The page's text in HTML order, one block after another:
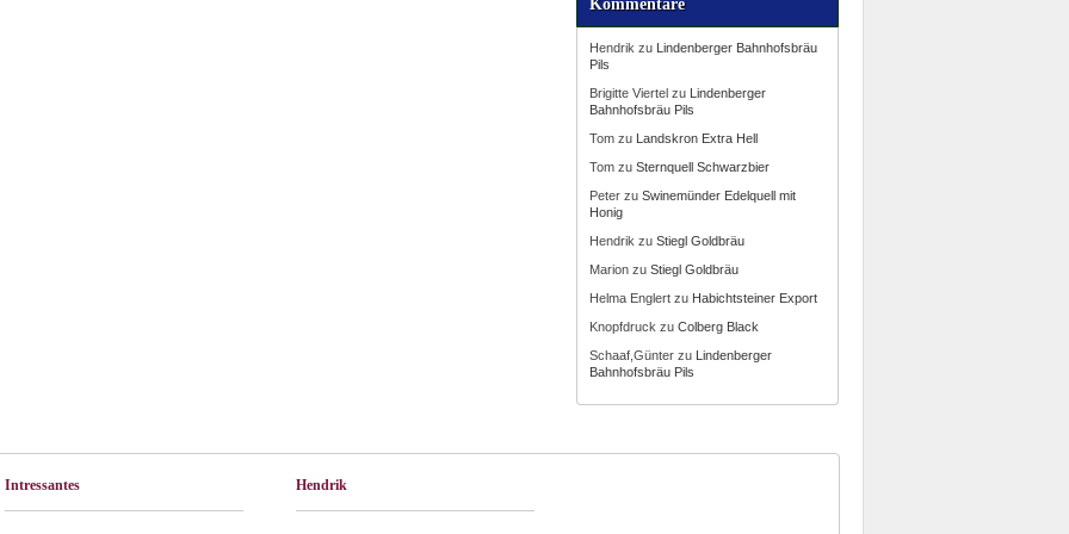
Kommentare
Hendrik zu Lindenberger Bahnhofsbräu
Pils
Brigitte Viertel zu Lindenberger
Bahnhofsbräu Pils
Tom zu Landskron Extra Hell
Tom zuSternquell Schwarzbier
Peter zuSwinemünder Edelquell mit
Honig
Hendrik zuStiegl Goldbräu
Marion zuStiegl Goldbräu
Helma Englert zu Habichtsteiner Export
Knopfdruck zuColberg Black
Schaaf,Günter zu Lindenberger
Bahnhofsbräu Pils
Intressantes Hendrik